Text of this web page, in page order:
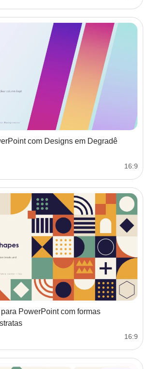
com Designs em Degradê
16:9
PowerPoint com formas
16:9